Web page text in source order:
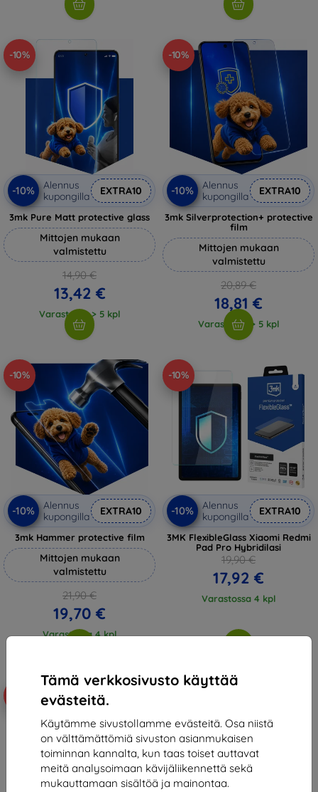
Tämä verkkosivusto käyttää
evästeitä.
Käytämme sivustollamme evästeitä. Osa niistä
on välttämättömiä sivuston asianmukaisen
toiminnan kannalta, kun taas toiset auttavat
meitä analysoimaan kävijäliikennettä sekä
mukauttamaan sisältöä ja mainontaa.
-10%
-10%
Alennus
kupongilla
EXTRA10
3mk Pure Matt protective glass
Mittojen mukaan
valmistettu
14,90 €
13,42 €
Varastossa > 5 kpl
-10%
-10%
Alennus
kupongilla
EXTRA10
3mk Silverprotection+ protective
film
Mittojen mukaan
valmistettu
20,89 €
18,81 €
Varastossa > 5 kpl
-10%
-10%
Alennus
kupongilla
EXTRA10
3mk Hammer protective film
Mittojen mukaan
valmistettu
21,90 €
19,70 €
Varastossa 4 kpl
-10%
-10%
Alennus
kupongilla
EXTRA10
3MK FlexibleGlass Xiaomi Redmi
Pad Pro Hybridilasi
19,90 €
17,92 €
Varastossa 4 kpl